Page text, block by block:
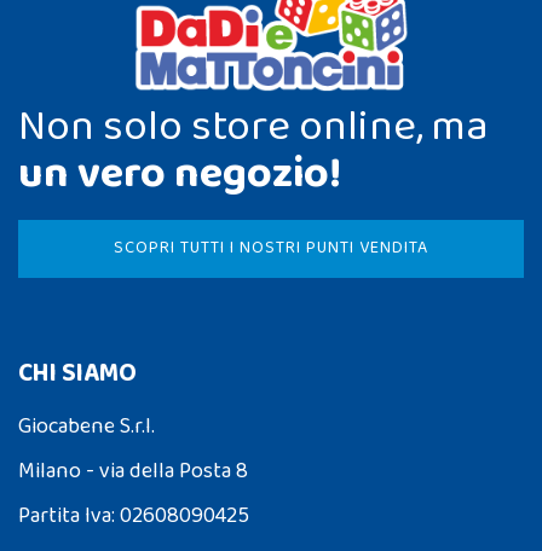
Non solo store online, ma
un vero negozio!
SCOPRI TUTTI I NOSTRI PUNTI VENDITA
CHI SIAMO
Giocabene S.r.l.
Milano - via della Posta 8
Partita Iva: 02608090425